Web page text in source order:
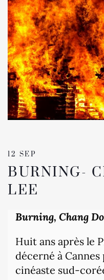
12 SEP
BURNING-
LEE
Burning, Chang
Huit ans après le
décerné à
cinéaste sud-